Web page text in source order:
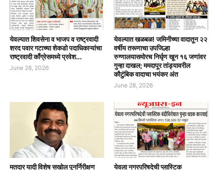
येवल्यात शिवसेना व भाजप व राष्ट्रवादी
शरद पवार गटाच्या शेकडो पदाधिकाऱ्यांचा
राष्ट्रवादी काँग्रेसमध्ये प्रवेश...
June 28, 2026
येवल्यात खळबळ! जमिनीच्या वादातून २२
वर्षीय तरूणाचा उपजिल्हा
रुग्णालयासमोरच निर्घृण खून १६ जणांवर
गुन्हा दाखल; ममदापूर तांड्यावरील
कौटुंबिक वादाचा भयंकर अंत
June 28, 2026
मतदार यादी विशेष सखोल पुनर्निरीक्षण येवला नगरपरिषदेची प्लास्टिक